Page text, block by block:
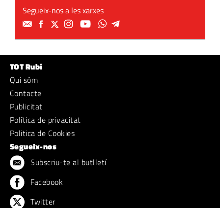
Segueix-nos a les xarxes
TOT Rubí
Qui sóm
Contacte
Publicitat
Política de privacitat
Politica de Cookies
Segueix-nos
Subscriu-te al butlletí
Facebook
Twitter